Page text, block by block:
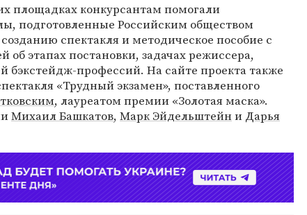
площадках конкурсантам помогали
подготовленные Российским обществом
спектакля и методическое пособие с
этапах постановки, задачах режиссера,
бэкстейдж-профессий. На сайте проекта также
«Трудный экзамен», поставленного
, лауреатом премии «Золотая маска».
Михаил Башкатов, Марк Эйдельштейни Дарья